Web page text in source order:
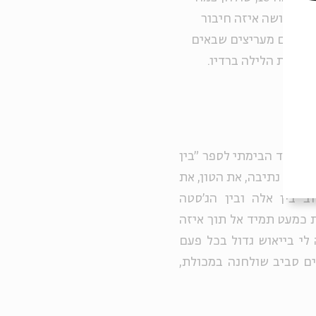
הוא עושה איזה חיבור
וסתם מעריצים שבאים
הלילה ברדיו.
הבימתי לספר "בין
של נתיבה, את הטון, את
בין אלה ובין הג'סטה
כמעט תמיד אל תוך איזה
לי בייאוש גדול בכל פעם
סביב שולחנה במכולת,